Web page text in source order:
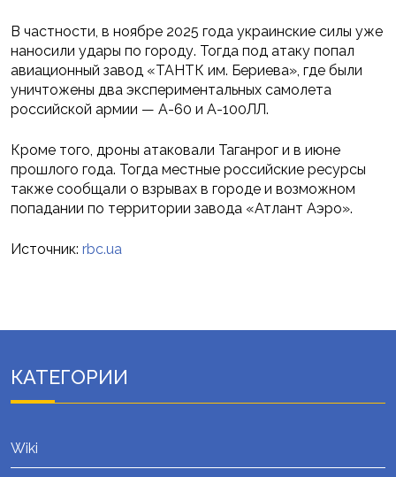
В частности, в ноябре 2025 года украинские силы уже
наносили удары по городу. Тогда под атаку попал
авиационный завод «ТАНТК им. Бериева», где были
уничтожены два экспериментальных самолета
российской армии — А-60 и А-100ЛЛ.
Кроме того, дроны атаковали Таганрог и в июне
прошлого года. Тогда местные российские ресурсы
также сообщали о взрывах в городе и возможном
попадании по территории завода «Атлант Аэро».
Источник: rbc.ua
КАТЕГОРИИ
Wiki